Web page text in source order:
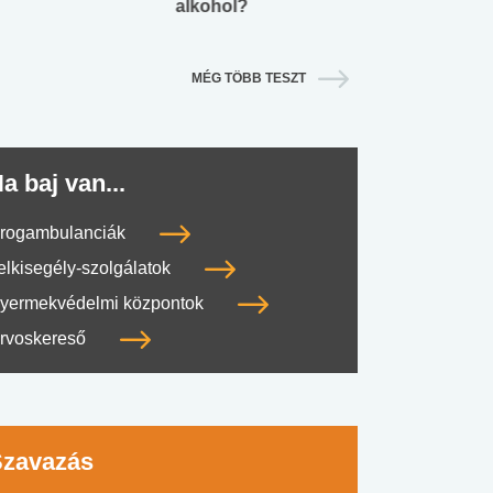
alkohol?
MÉG TÖBB TESZT
baj van...
szolgálatok
központok